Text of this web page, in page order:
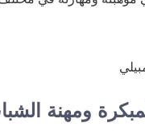
ومهنة